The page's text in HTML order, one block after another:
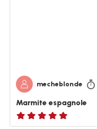
mecheblonde
Marmite espagnole
Avis